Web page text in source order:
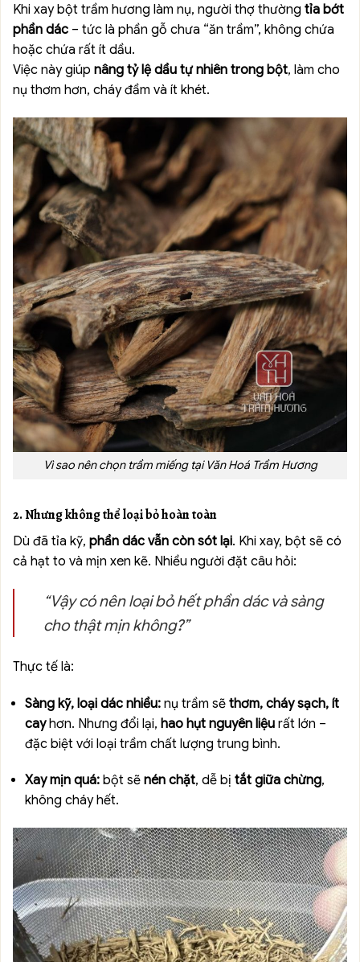
Khi xay bột trầm hương làm nụ, người thợ thường tỉa bớt
phần dác – tức là phần gỗ chưa “ăn trầm”, không chứa
hoặc chứa rất ít dầu.
Việc này giúp nâng tỷ lệ dầu tự nhiên trong bột, làm cho
nụ thơm hơn, cháy đầm và ít khét.
Vì sao nên chọn trầm miếng tại Văn Hoá Trầm Hương
2. Nhưng không thể loại bỏ hoàn toàn
Dù đã tỉa kỹ, phần dác vẫn còn sót lại. Khi xay, bột sẽ có
cả hạt to và mịn xen kẽ. Nhiều người đặt câu hỏi:
“Vậy có nên loại bỏ hết phần dác và sàng
cho thật mịn không?”
Thực tế là:
Sàng kỹ, loại dác nhiều: nụ trầm sẽ thơm, cháy sạch, ít
cayhơn. Nhưng đổi lại, hao hụt nguyên liệu rất lớn –
đặc biệt với loại trầm chất lượng trung bình.
Xay mịn quá: bột sẽ nén chặt, dễ bị tắt giữa chừng,
không cháy hết.